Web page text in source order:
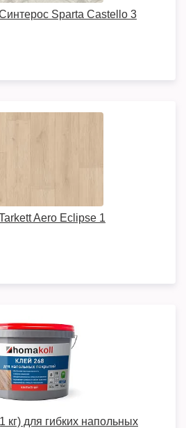
Sparta Castello 3
Aero Eclipse 1
кг) для гибких напольных